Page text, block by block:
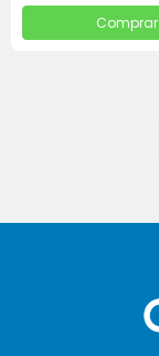
Comprar